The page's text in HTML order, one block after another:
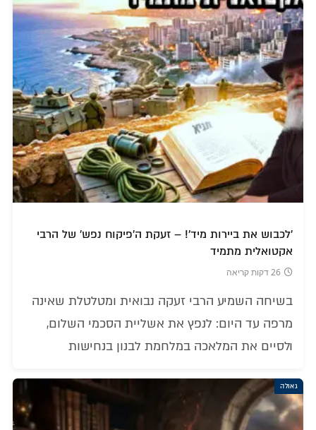
'לכבוש את ביירות מיד'! – זעקת ה'פיקוח נפש' של הרבי
אקטואלית מתמיד
26 דקות קריאה
בשיחה השמיע הרבי זעקה נבואית ומטלטלת שאינה
מרפה עד היום: לנפץ את אשליית הסכמי השלום,
ולסיים את המלאכה במלחמת לבנון בנחישות
גאולה